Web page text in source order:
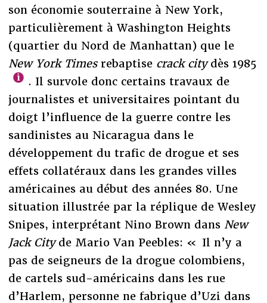
son économie souterraine à New York,
particulièrement à Washington Heights
(quartier du Nord de Manhattan) que le
New York Timesrebaptise crack citydès 1985
. Il survole donc certains travaux de
journalistes et universitaires pointant du
doigt l’influence de la guerre contre les
sandinistes au Nicaragua dans le
développement du trafic de drogue et ses
effets collatéraux dans les grandes villes
américaines au début des années 80. Une
situation illustrée par la réplique de Wesley
Snipes, interprétant Nino Brown dans New
Jack Cityde Mario Van Peebles: « Il n’y a
pas de seigneurs de la drogue colombiens,
de cartels sud-américains dans les rue
d’Harlem, personne ne fabrique d’Uzi dans